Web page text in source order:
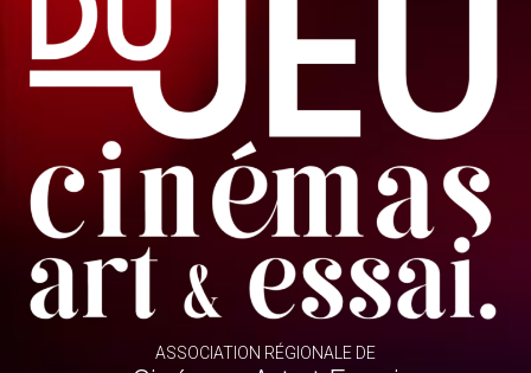
ASSOCIATION RÉGIONALE DE